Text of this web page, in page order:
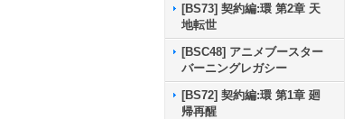
[BS73] 契約編:環 第2章 天
地転世
[BSC48] アニメブースター
バーニングレガシー
[BS72] 契約編:環 第1章 廻
帰再醒